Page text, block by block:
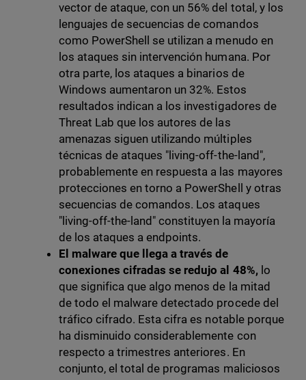
vector de ataque, con un 56% del total, y los
lenguajes de secuencias de comandos
como PowerShell se utilizan a menudo en
los ataques sin intervención humana. Por
otra parte, los ataques a binarios de
Windows aumentaron un 32%. Estos
resultados indican a los investigadores de
Threat Lab que los autores de las
amenazas siguen utilizando múltiples
técnicas de ataques "living-off-the-land",
probablemente en respuesta a las mayores
protecciones en torno a PowerShell y otras
secuencias de comandos. Los ataques
"living-off-the-land" constituyen la mayoría
de los ataques a endpoints.
El malware que llega a través de
conexiones cifradas se redujo al 48%, lo
que significa que algo menos de la mitad
de todo el malware detectado procede del
tráfico cifrado. Esta cifra es notable porque
ha disminuido considerablemente con
respecto a trimestres anteriores. En
conjunto, el total de programas maliciosos